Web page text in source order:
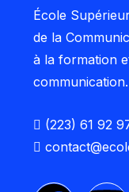
École
de la
à la formation
communication.
(223) 61 92